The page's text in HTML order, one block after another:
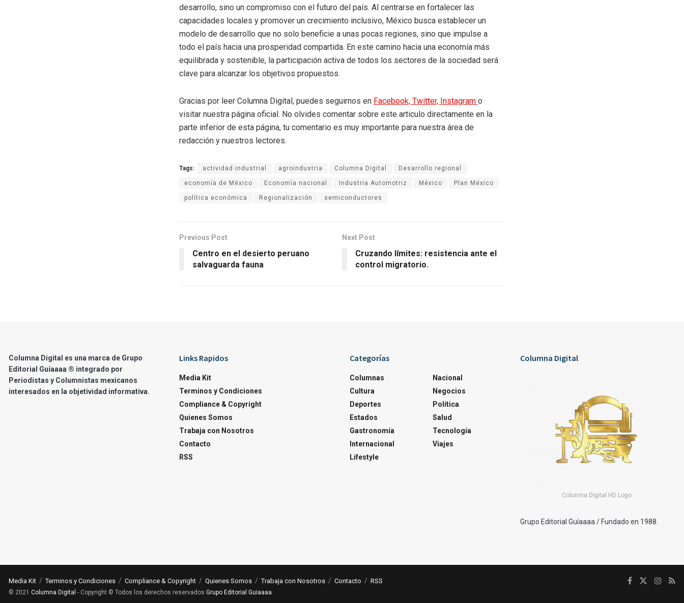
desarrollo, sino un compromiso con el futuro del país. Al centrarse en fortalecer las
capacidades locales y promover un crecimiento inclusivo, México busca establecer un
modelo de desarrollo que no solo beneficie a unas pocas regiones, sino que impulse a
todo el país hacia una prosperidad compartida. En este camino hacia una economía más
equilibrada y sostenible, la participación activa de todos los sectores de la sociedad será
clave para alcanzar los objetivos propuestos.
Gracias por leer Columna Digital, puedes seguirnos en Facebook, Twitter, Instagram o
visitar nuestra página oficial. No olvides comentar sobre este articulo directamente en la
parte inferior de esta página, tu comentario es muy importante para nuestra área de
redacción y nuestros lectores.
Tags: actividad industrial agroindustria Columna Digital Desarrollo regional
economía de México Economía nacional Industria Automotriz México Plan México
política económica Regionalización semiconductores
Previous Post
Centro en el desierto peruano
salvaguarda fauna
Next Post
Cruzando límites: resistencia ante el
control migratorio.
Columna Digital es una marca de Grupo
Editorial Guíaaaa ® integrado por
Periodistas y Columnistas mexicanos
interesados en la objetividad informativa.
Links Rapidos
Media Kit
Terminos y Condiciones
Compliance & Copyright
Quienes Somos
Trabaja con Nosotros
Contacto
RSS
Categorías
Columnas
Cultura
Deportes
Estados
Gastronomía
Internacional
Lifestyle
Nacional
Negocios
Política
Salud
Tecnología
Viajes
Columna Digital
Columna Digital HD Logo
Grupo Editorial Guíaaaa / Fundado en 1988.
Media Kit Terminos y Condiciones Compliance & Copyright Quienes Somos Trabaja con Nosotros Contacto RSS
© 2021 Columna Digital - Copyright © Todos los derechos reservados Grupo Editorial Guiaaaa.